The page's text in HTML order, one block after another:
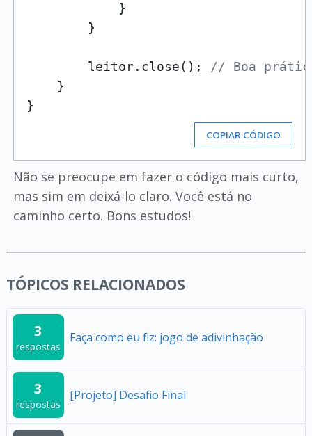
            }
        }
        leitor.close();
// Boa
    }
COPIAR CÓDIGO
Não se preocupe em fazer o código mais curto,
mas sim em deixá-lo claro. Você está no
caminho certo. Bons estudos!
TÓPICOS RELACIONADOS
3
respostas
Faça como eu fiz: jogo de adivinhação
3
respostas
[Projeto] Desafio Final